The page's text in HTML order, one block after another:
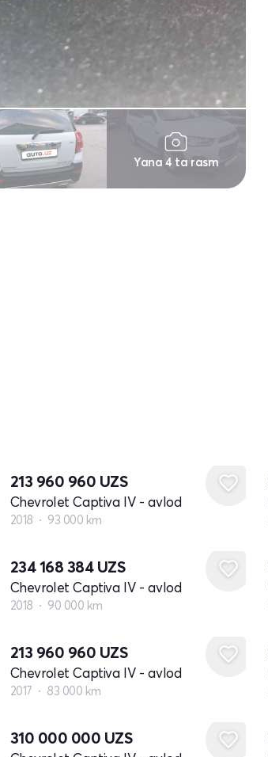
Yana 4 ta rasm
213 960 960 UZS
Chevrolet Captiva IV - avlod
2018 93 000 km
234 168 384 UZS
Chevrolet Captiva IV - avlod
2018 90 000 km
213 960 960 UZS
Chevrolet Captiva IV - avlod
2017 83 000 km
310 000 000 UZS